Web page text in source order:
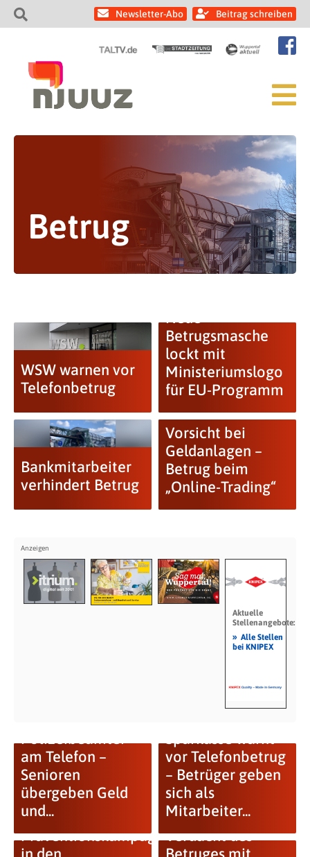
Newsletter-Abo Beitrag schreiben
Betrug
WSW warnen vor
Telefonbetrug
Betrugsmasche
lockt mit
Ministeriumslogo
für EU-Programm
Bankmitarbeiter
verhindert Betrug
Vorsicht bei
Geldanlagen –
Betrug beim
„Online-Trading“
Aktuelle
Stellenangebote:
» Alle Stellen
bei KNIPEX
am Telefon –
Senioren
übergeben Geld
und...
vor Telefonbetrug
– Betrüger geben
sich als
Mitarbeiter...
PräventionskampagneVerdacht des